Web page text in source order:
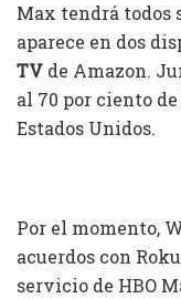
Max tendrá todos
aparece en dos
TV de Amazon.
al 70 por ciento
Estados Unidos.
Por el momento,
acuerdos con
servicio de HBO